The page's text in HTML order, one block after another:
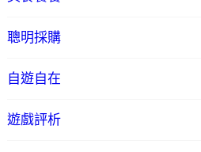
聰明採購
自遊自在
遊戲評析